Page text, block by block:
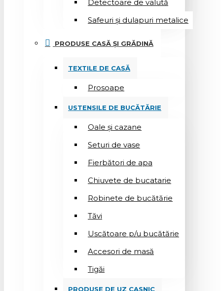
Detectoare de valută
Safeuri și dulapuri metalice
PRODUSE CASĂ ȘI GRĂDINĂ
TEXTILE DE CASĂ
Prosoape
USTENSILE DE BUCĂTĂRIE
Oale și cazane
Seturi de vase
Fierbători de apa
Chiuvete de bucatarie
Robinete de bucătărie
Tăvi
Uscătoare p/u bucătărie
Accesori de masă
Tigăi
PRODUSE DE UZ CASNIC